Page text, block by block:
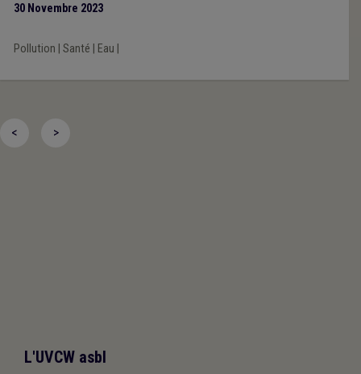
30 Novembre 2023
Pollution Santé Eau
< >
L'UVCW asbl